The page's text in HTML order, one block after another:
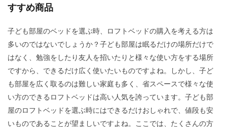
すすめ商品
子ども部屋のベッドを選ぶ時、ロフトベッドの購入を考える方は
多いのではないでしょうか？子ども部屋は眠るだけの場所だけで
はなく、勉強をしたり友人を招いたりと様々な使い方をする場所
ですから、できるだけ広く使いたいものですよね。しかし、子ど
も部屋を広く取るのは難しい家庭も多く、省スペースで様々な使
い方のできるロフトベッドは高い人気を誇っています。子ども部
屋のロフトベッドを選ぶ時にはできるだけおしゃれで、値段も安
いものであることが望ましいですよね。ここでは、たくさんの方